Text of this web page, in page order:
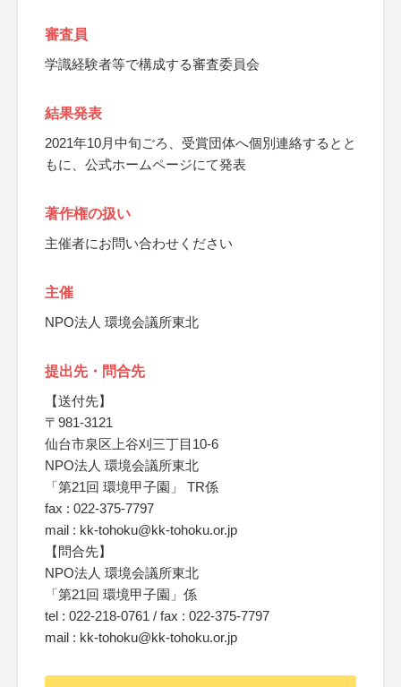
審査員
学識経験者等で構成する審査委員会
結果発表
2021年10月中旬ごろ、受賞団体へ個別連絡するとと
もに、公式ホームページにて発表
著作権の扱い
主催者にお問い合わせください
主催
NPO法人 環境会議所東北
提出先・問合先
【送付先】
〒981-3121
仙台市泉区上谷刈三丁目10-6
NPO法人 環境会議所東北
「第21回 環境甲子園」 TR係
fax : 022-375-7797
mail : kk-tohoku@kk-tohoku.or.jp
【問合先】
NPO法人 環境会議所東北
「第21回 環境甲子園」係
tel : 022-218-0761 / fax : 022-375-7797
mail : kk-tohoku@kk-tohoku.or.jp